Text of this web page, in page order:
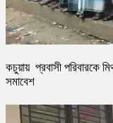
কচুয়ায় প্রবাসী পরিবারকে
সমাবেশ